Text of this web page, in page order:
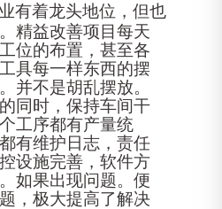
有着龙头地位，但也
精益改善项目每天
位的布置，甚至各
具每一样东西的摆
并不是胡乱摆放。
同时，保持车间干
工序都有产量统
有维护日志，责任
设施完善，软件方
如果出现问题。便
，极大提高了解决